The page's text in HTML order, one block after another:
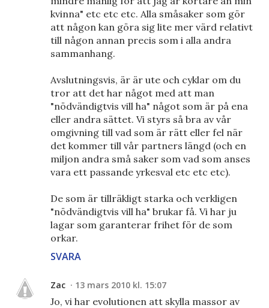
kvinna" etc etc etc. Alla småsaker som gör
att någon kan göra sig lite mer värd relativt
till någon annan precis som i alla andra
sammanhang.
Avslutningsvis, är är ute och cyklar om du
tror att det har något med att man
"nödvändigtvis vill ha" något som är på ena
eller andra sättet. Vi styrs så bra av vår
omgivning till vad som är rätt eller fel när
det kommer till vår partners längd (och en
miljon andra små saker som vad som anses
vara ett passande yrkesval etc etc etc).
De som är tillräkligt starka och verkligen
"nödvändigtvis vill ha" brukar få. Vi har ju
lagar som garanterar frihet för de som
orkar.
SVARA
Zac 13 mars 2010 kl. 15:07
Jo, vi har evolutionen att skylla massor av